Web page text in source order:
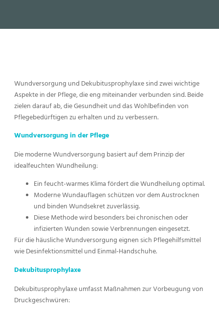
Wundversorgung und Dekubitusprophylaxe sind zwei wichtige
Aspekte in der Pflege, die eng miteinander verbunden sind. Beide
zielen darauf ab, die Gesundheit und das Wohlbefinden von
Pflegebedürftigen zu erhalten und zu verbessern.
Wundversorgung in der Pflege
Die moderne Wundversorgung basiert auf dem Prinzip der
idealfeuchten Wundheilung:
Ein feucht-warmes Klima fördert die Wundheilung optimal.
Moderne Wundauflagen schützen vor dem Austrocknen
und binden Wundsekret zuverlässig.
Diese Methode wird besonders bei chronischen oder
infizierten Wunden sowie Verbrennungen eingesetzt.
Für die häusliche Wundversorgung eignen sich Pflegehilfsmittel
wie Desinfektionsmittel und Einmal-Handschuhe.
Dekubitusprophylaxe
Dekubitusprophylaxe umfasst Maßnahmen zur Vorbeugung von
Druckgeschwüren: